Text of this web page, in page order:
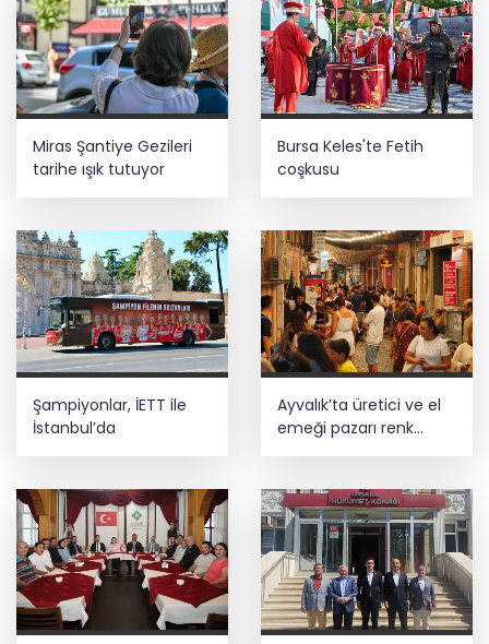
Miras Şantiye Gezileri
tarihe ışık tutuyor
Bursa Keles'te Fetih
coşkusu
Şampiyonlar, İETT ile
İstanbul’da
Ayvalık’ta üretici ve el
emeği pazarı renk